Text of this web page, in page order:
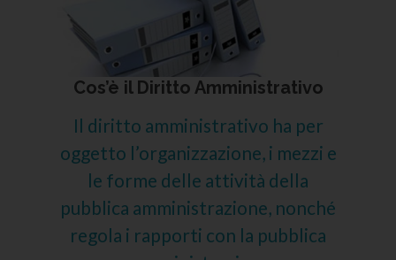
Cos’è il Diritto Amministrativo
Il diritto amministrativo ha per
oggetto l’organizzazione, i mezzi e
le forme delle attività della
pubblica amministrazione, nonché
regola i rapporti con la pubblica